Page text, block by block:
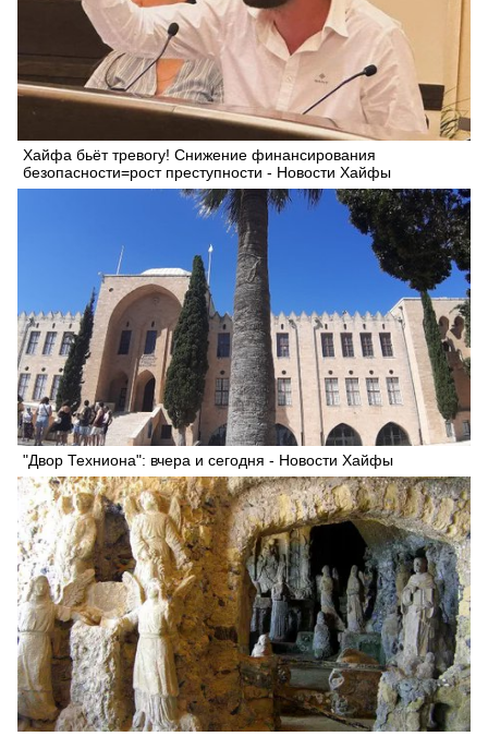
Хайфа бьёт тревогу! Снижение финансирования
безопасности=рост преступности - Новости Хайфы
"Двор Техниона": вчера и сегодня - Новости Хайфы